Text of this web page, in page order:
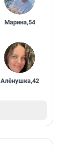
Марина,54
Алёнушка,42